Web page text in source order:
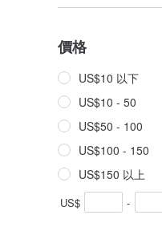
價格
US$10 以下
US$10 - 50
US$50 - 100
US$100 - 150
US$150 以上
US$ -